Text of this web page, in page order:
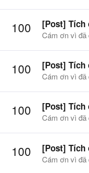
100 [Post] Tích
Cám ơn vì đã
100 [Post] Tích
Cám ơn vì đã
100 [Post] Tích
Cám ơn vì đã
100 [Post] Tích
Cám ơn vì đã